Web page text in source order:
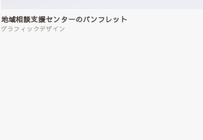
地域相談支援センターのパンフレット
グラフィックデザイン